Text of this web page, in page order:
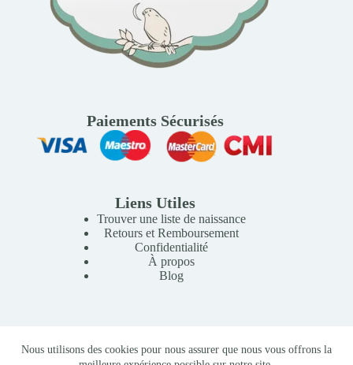
Nous utilisons des cookies pour nous assurer que nous vous offrons la
Paiements Sécurisés
Liens Utiles
Trouver une liste de naissance
Retours et Remboursement
Confidentialité
À propos
Blog
Copyright © 2026 Mille Lunes - Création du site :
Baptiste
-Conditions Générales de Vente